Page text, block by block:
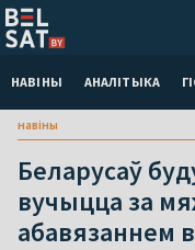
НАВІНЫ АНАЛІТЫКА
навіны
Беларусаў
вучыцца за
абавязаннем